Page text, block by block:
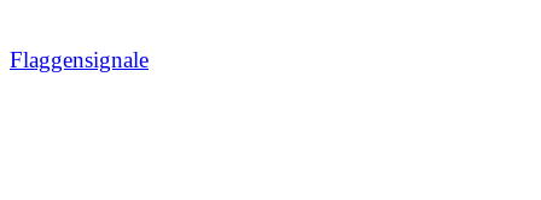
Flaggensignale